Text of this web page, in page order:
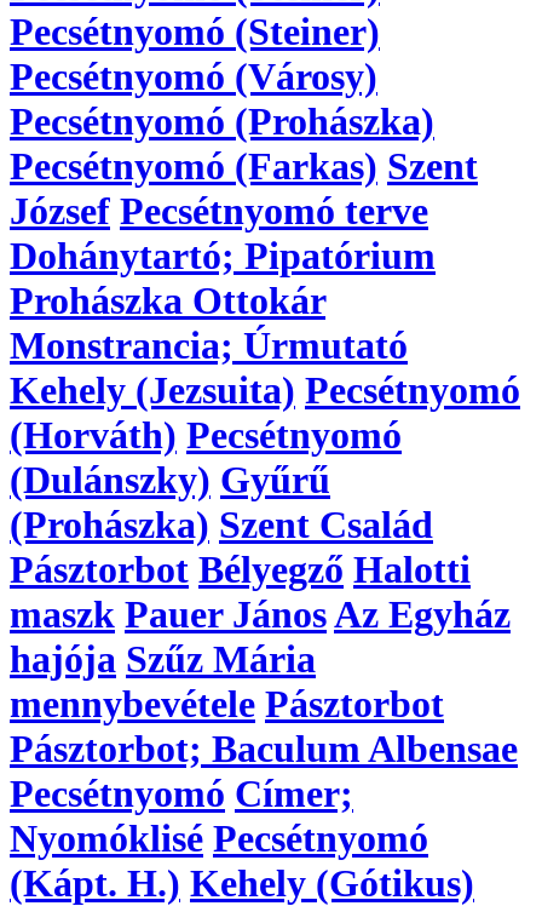
Pecsétnyomó (Steiner)
Pecsétnyomó (Városy)
Pecsétnyomó (Prohászka)
Pecsétnyomó (Farkas) Szent
József Pecsétnyomó terve
Dohánytartó; Pipatórium
Prohászka Ottokár
Monstrancia; Úrmutató
Kehely (Jezsuita) Pecsétnyomó
(Horváth) Pecsétnyomó
(Dulánszky) Gyűrű
(Prohászka) Szent Család
Pásztorbot Bélyegző Halotti
maszk Pauer JánosAz Egyház
hajója Szűz Mária
mennybevétele Pásztorbot
Pásztorbot; Baculum Albensae
Pecsétnyomó Címer;
Nyomóklisé Pecsétnyomó
(Kápt. H.) Kehely (Gótikus)